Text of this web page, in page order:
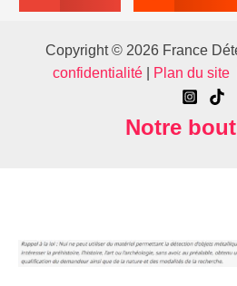
Copyright © 2026 France
confidentialité
Plan du site
Notre